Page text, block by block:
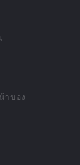
าของ